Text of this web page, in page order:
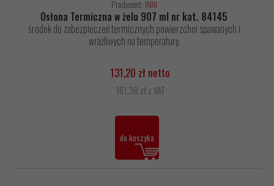
Producent: INNI
Osłona Termiczna w żelu 907 ml nr kat. 84145
środek do zabezpieczeń termicznych powierzchni spawanych i
wrażliwych na temperaturę
131,20 zł netto
161,38 zł z VAT
do koszyka